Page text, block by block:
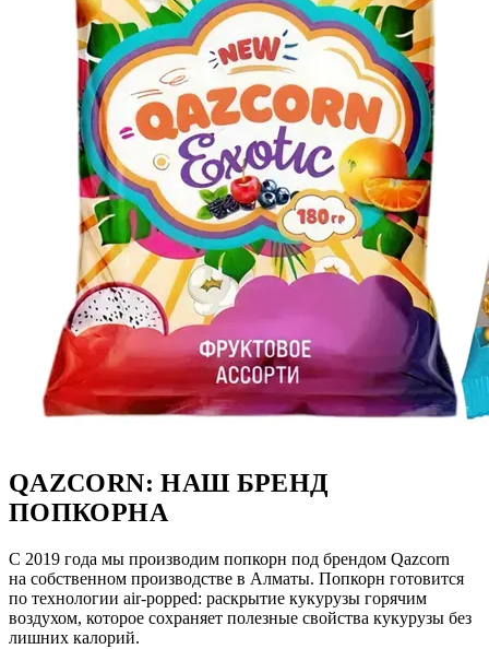
QAZCORN: НАШ БРЕНД
ПОПКОРНА
С 2019 года мы производим попкорн под брендом Qazcorn
на собственном производстве в Алматы. Попкорн готовится
по технологии air-popped: раскрытие кукурузы горячим
воздухом, которое сохраняет полезные свойства кукурузы без
лишних калорий.